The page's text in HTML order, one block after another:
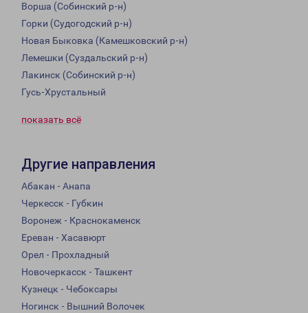
Ворша (Собинский р-н)
Горки (Судогодский р-н)
Новая Быковка (Камешковский р-н)
Лемешки (Суздальский р-н)
Лакинск (Собинский р-н)
Гусь-Хрустальный
показать всё
Другие направления
Абакан - Анапа
Черкесск - Губкин
Воронеж - Краснокаменск
Ереван - Хасавюрт
Орел - Прохладный
Новочеркасск - Ташкент
Кузнецк - Чебоксары
Ногинск - Вышний Волочек